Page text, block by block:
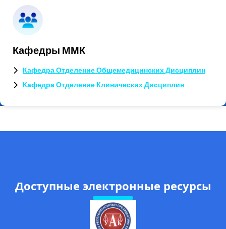
Кафедры ММК
Кафедра Отделение Общемедицинских Дисциплин
Кафедра Отделение Клинических Дисциплин
Доступные электронные ресурсы